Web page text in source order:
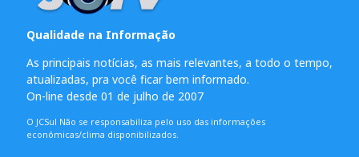
Qualidade na Informação
As principais notícias, as mais relevantes, a todo o tempo,
atualizadas, pra você ficar bem informado.
On-line desde 01 de julho de 2007
O JCSul Não se responsabiliza pelo uso das informações
econômicas/clima disponibilizados.